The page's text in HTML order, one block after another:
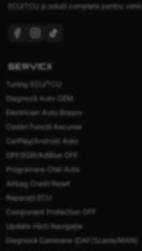
ECU/TCU și soluții complete pentru
SERVICII
Tuning ECU/TCU
Diagnoză Auto OEM
Electrician Auto Brașov
Codări Funcții Ascunse
CarPlay/Android Auto
DPF/EGR/AdBlue OFF
Programare Chei Auto
Airbag Crash Reset
Reparații ECU
Component Protection OFF
Update Hărți Navigație
Diagnoză Camioane (DAF/Scania/MAN)